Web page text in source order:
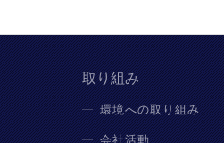
取り組み
環境への取り組み
会社活動